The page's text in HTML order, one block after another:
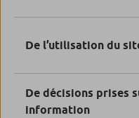
conséquences,
De l’utilisation du
directement ou
De décisions prises
information